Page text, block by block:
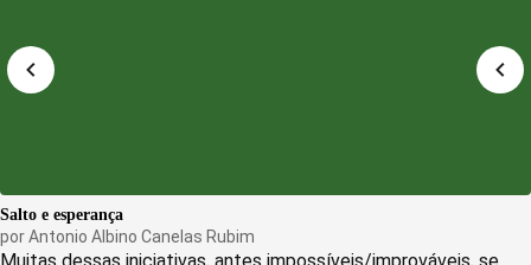
Salto e esperança
porAntonio Albino Canelas Rubim